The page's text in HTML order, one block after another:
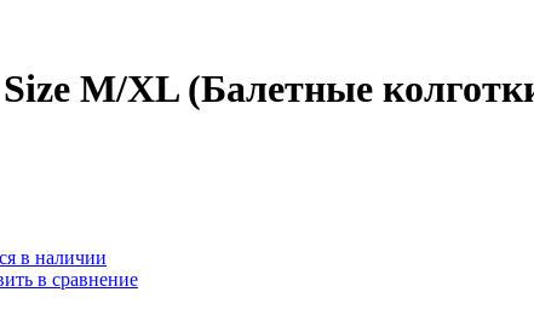
M/XL (Балетные
в наличии
в сравнение